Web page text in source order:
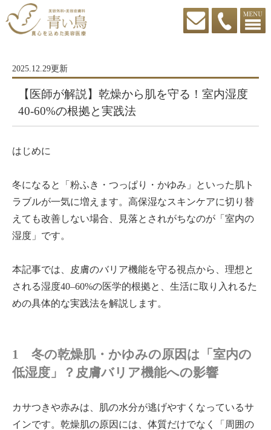
2025.12.29更新
【医師が解説】乾燥から肌を守る！室内湿度
40-60%の根拠と実践法
はじめに
冬になると「粉ふき・つっぱり・かゆみ」といった肌ト
ラブルが一気に増えます。高保湿なスキンケアに切り替
えても改善しない場合、見落とされがちなのが「室内の
湿度」です。
本記事では、皮膚のバリア機能を守る視点から、理想と
される湿度40–60%の医学的根拠と、生活に取り入れるた
めの具体的な実践法を解説します。
1 冬の乾燥肌・かゆみの原因は「室内の
低湿度」？皮膚バリア機能への影響
カサつきや赤みは、肌の水分が逃げやすくなっているサ
インです。乾燥肌の原因には、体質だけでなく「周囲の